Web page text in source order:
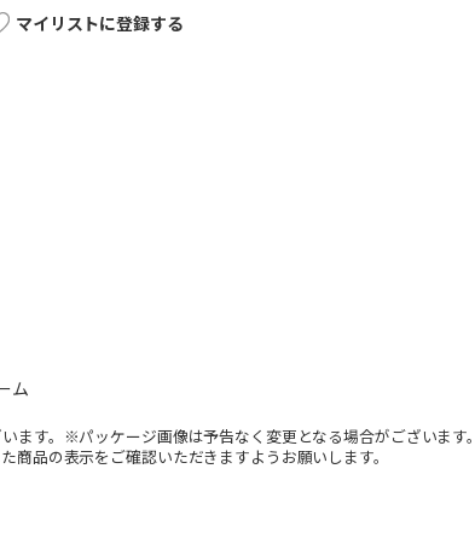
マイリストに登録する
ム
ます。※パッケージ画像は予告なく変更となる場合がございます
商品の表示をご確認いただきますようお願いします。